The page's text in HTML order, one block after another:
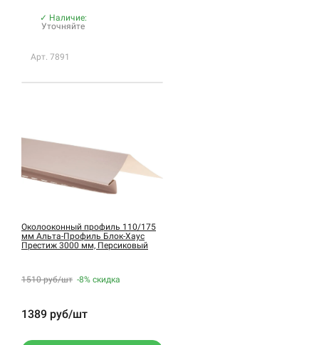
✓ Наличие:
Уточняйте
Арт. 7891
Околооконный профиль 110/175
мм Альта-Профиль Блок-Хаус
Престиж 3000 мм, Персиковый
1510 руб/шт -8% скидка
1389 руб/шт